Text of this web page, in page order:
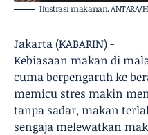
Ilustrasi makanan. ANTARA/
Jakarta (KABARIN) -
Kebiasaan makan di
cuma berpengaruh ke
memicu stres makin
tanpa sadar, makan
sengaja melewatkan